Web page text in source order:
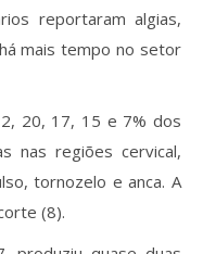
reportaram algias,
mais tempo no setor
20, 17, 15 e 7% dos
nas regiões cervical,
tornozelo e anca. A
(8).